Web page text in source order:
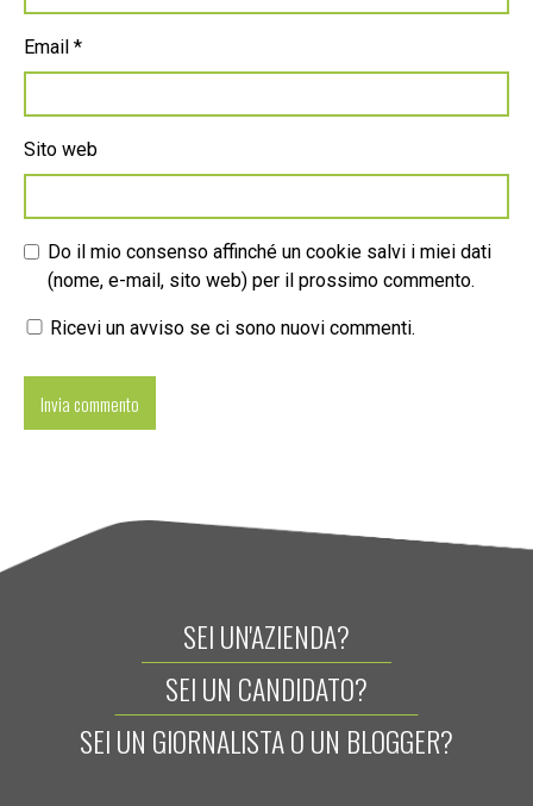
Email *
Sito web
Do il mio consenso affinché un cookie salvi i miei dati
(nome, e-mail, sito web) per il prossimo commento.
Ricevi un avviso se ci sono nuovi commenti.
SEI UN'AZIENDA?
SEI UN CANDIDATO?
SEI UN GIORNALISTA O UN BLOGGER?